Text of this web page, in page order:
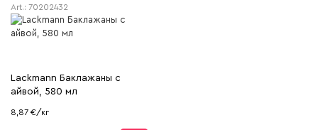
Art.: 70202432
Lackmann Баклажаны с
айвой, 580 мл
8,87 €/кг